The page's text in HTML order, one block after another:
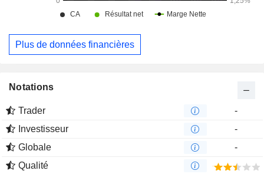
Plus de données financières
Notations
Trader
-
Investisseur
-
Globale
-
Qualité